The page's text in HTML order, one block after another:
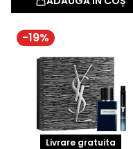
-19%
Livrare gratuita